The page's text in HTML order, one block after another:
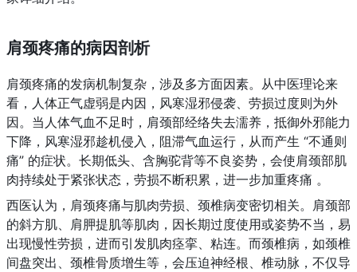
肩颈疼痛的病因剖析
肩颈疼痛的发病机制复杂，涉及多方面因素。从中医理论来
看，人体正气虚弱是内因，风寒湿邪侵袭、劳损过度则为外
因。当人体气血不足时，肩颈部经络失去濡养，抵御外邪能力
下降，风寒湿邪趁机侵入，阻滞气血运行，从而产生 “不通则
痛” 的症状。长期低头、含胸驼背等不良姿势，会使肩颈部肌
肉持续处于紧张状态，劳损不断积累，进一步加重疼痛 。
西医认为，肩颈疼痛与肌肉劳损、颈椎病变密切相关。肩颈部
的斜方肌、肩胛提肌等肌肉，因长期过度使用或姿势不当，易
出现慢性劳损，进而引发肌肉痉挛、粘连。而颈椎病，如颈椎
间盘突出、颈椎骨质增生等，会压迫神经根、椎动脉，不仅导